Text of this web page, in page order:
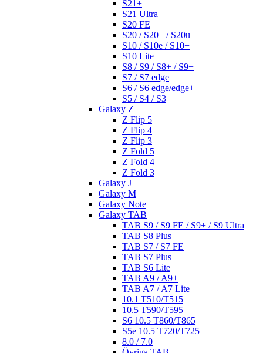
S21+
S21 Ultra
S20 FE
S20 / S20+ / S20u
S10 / S10e / S10+
S10 Lite
S8 / S9 / S8+ / S9+
S7 / S7 edge
S6 / S6 edge/edge+
S5 / S4 / S3
Galaxy Z
Z Flip 5
Z Flip 4
Z Flip 3
Z Fold 5
Z Fold 4
Z Fold 3
Galaxy J
Galaxy M
Galaxy Note
Galaxy TAB
TAB S9 / S9 FE / S9+ / S9 Ultra
TAB S8 Plus
TAB S7 / S7 FE
TAB S7 Plus
TAB S6 Lite
TAB A9 / A9+
TAB A7 / A7 Lite
10.1 T510/T515
10.5 T590/T595
S6 10.5 T860/T865
S5e 10.5 T720/T725
8.0 / 7.0